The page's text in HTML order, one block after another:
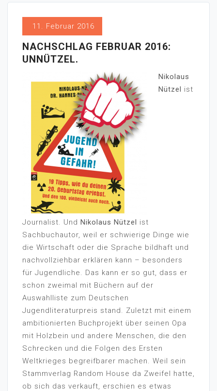
11. Februar 2016
NACHSCHLAG FEBRUAR 2016:
UNNÜTZEL.
Nikolaus
Nützel ist
Journalist. Und Nikolaus Nützel ist
Sachbuchautor, weil er schwierige Dinge wie
die Wirtschaft oder die Sprache bildhaft und
nachvollziehbar erklären kann – besonders
für Jugendliche. Das kann er so gut, dass er
schon zweimal mit Büchern auf der
Auswahlliste zum Deutschen
Jugendliteraturpreis stand. Zuletzt mit einem
ambitionierten Buchprojekt über seinen Opa
mit Holzbein und andere Menschen, die den
Schrecken und die Folgen des Ersten
Weltkrieges begreifbarer machen. Weil sein
Stammverlag Random House da Zweifel hatte,
ob sich das verkauft, erschien es etwas